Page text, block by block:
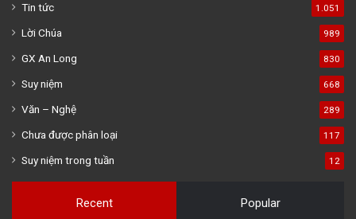
Tin tức 1.051
Lời Chúa 989
GX An Long 830
Suy niệm 668
Văn – Nghệ 289
Chưa được phân loại 117
Suy niệm trong tuần 12
Recent Popular